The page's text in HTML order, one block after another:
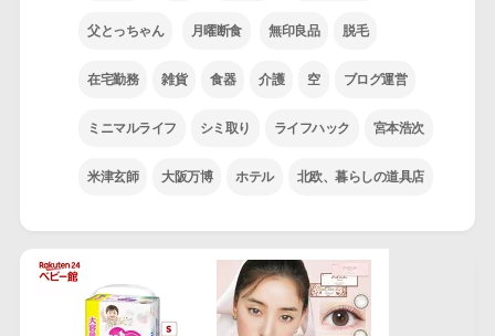
父とっちゃん 月曜断食 無印良品 脱毛
在宅勤務 雑貨 食器 介護 空 ブログ運営
ミニマルライフ シミ取り ライフハック 宮本浩次
米津玄師 大阪万博 ホテル 北欧、暮らしの道具店